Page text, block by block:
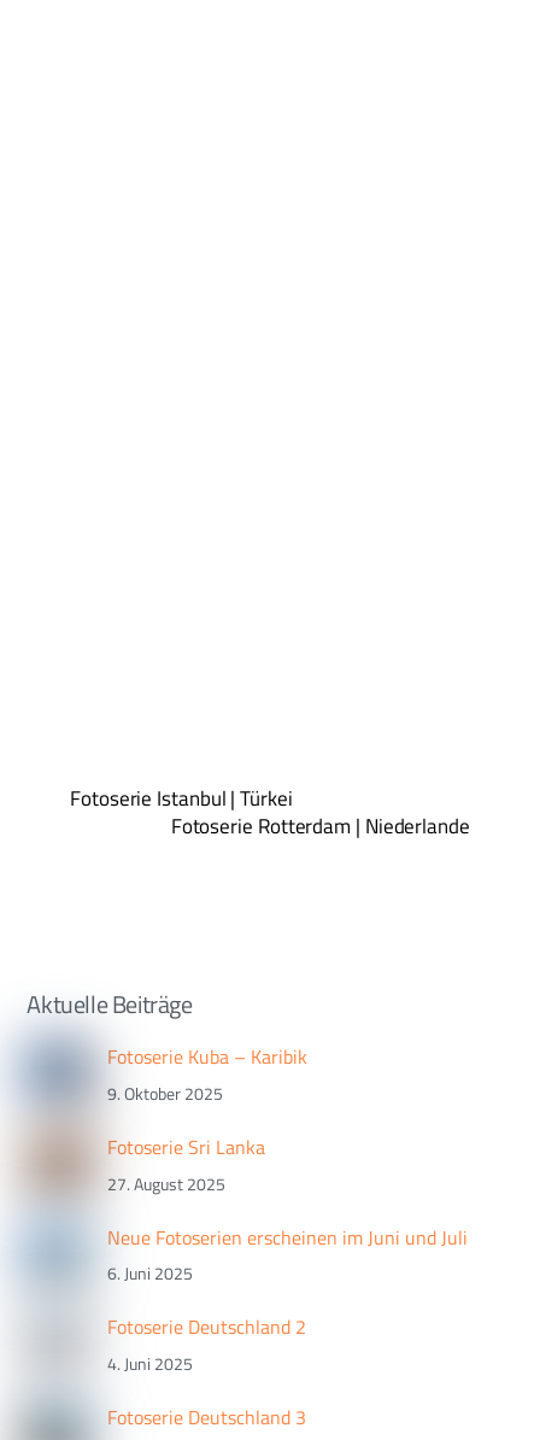
Fotoserie Istanbul | Türkei
Fotoserie Rotterdam | Niederlande
Aktuelle Beiträge
Fotoserie Kuba – Karibik
9. Oktober 2025
Fotoserie Sri Lanka
27. August 2025
Neue Fotoserien erscheinen im Juni und Juli
6. Juni 2025
Fotoserie Deutschland 2
4. Juni 2025
Fotoserie Deutschland 3